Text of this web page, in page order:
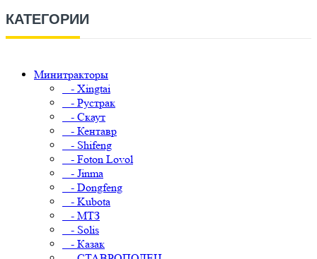
КАТЕГОРИИ
Минитракторы
- Xingtai
- Рустрак
- Скаут
- Кентавр
- Shifeng
- Foton Lovol
- Jinma
- Dongfeng
- Kubota
- МТЗ
- Solis
- Казак